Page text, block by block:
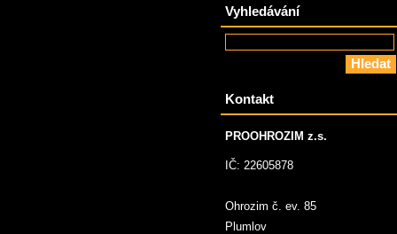
Vyhledávání
Kontakt
PROOHROZIM z.s.
IČ: 22605878
Ohrozim č. ev. 85
Plumlov